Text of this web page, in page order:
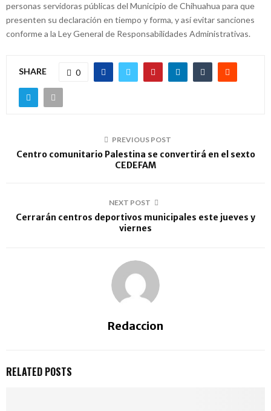
personas servidoras públicas del Municipio de Chihuahua para que
presenten su declaración en tiempo y forma, y así evitar sanciones
conforme a la Ley General de Responsabilidades Administrativas.
SHARE 0
PREVIOUS POST
Centro comunitario Palestina se convertirá en el sexto
CEDEFAM
NEXT POST
Cerrarán centros deportivos municipales este jueves y
viernes
Redaccion
RELATED POSTS